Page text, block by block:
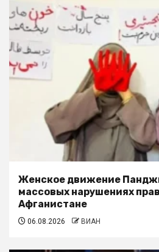
Женское движение
массовых нарушениях
Афганистане
06.08.2026 ВИАН